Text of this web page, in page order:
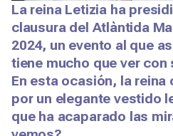
La reina Letizia ha
clausura del Atlàntida
2024, un evento al que
tiene mucho que ver con
En esta ocasión, la
por un elegante vestido
que ha acaparado las